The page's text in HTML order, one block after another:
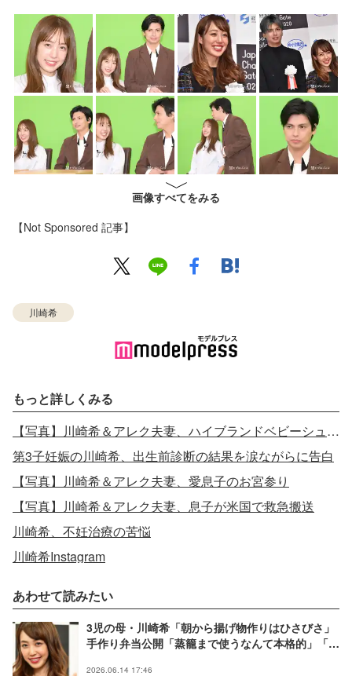
画像すべてをみる
【Not Sponsored 記事】
川崎希
もっと詳しくみる
【写真】川崎希＆アレク夫妻、ハイブランドベビーシューズで第3子性別発表
第3子妊娠の川崎希、出生前診断の結果を涙ながらに告白
【写真】川崎希＆アレク夫妻、愛息子のお宮参り
【写真】川崎希＆アレク夫妻、息子が米国で救急搬送
川崎希、不妊治療の苦悩
川崎希Instagram
あわせて読みたい
3児の母・川崎希「朝から揚げ物作りはひさびさ」
手作り弁当公開「蒸籠まで使うなんて本格的」「朝
2026.06.14 17:46